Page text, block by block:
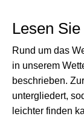
Lesen
Rund um das
in unserem
beschrieben.
untergliedert,
leichter finden